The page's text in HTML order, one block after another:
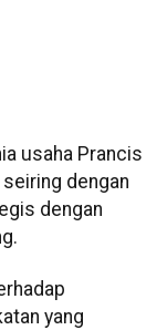
usaha Prancis
dengan
dengan
yang